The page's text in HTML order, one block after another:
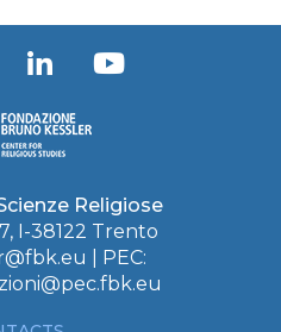
Religiose
I-38122 Trento
| PEC: